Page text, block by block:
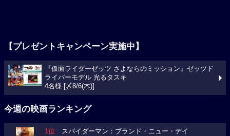
【プレゼントキャンペーン実施中】
『仮面ライダーゼッツ さよならのミッション』ゼッツド
ライバーモデル 光るタスキ
4名様 [〆8/6(木)]
今週の映画ランキング
1位 スパイダーマン：ブランド・ニュー・デイ